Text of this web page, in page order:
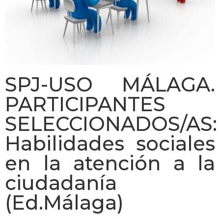
SPJ-USO MÁLAGA.
PARTICIPANTES
SELECCIONADOS/AS:
Habilidades sociales
en la atención a la
ciudadanía
(Ed.Málaga)